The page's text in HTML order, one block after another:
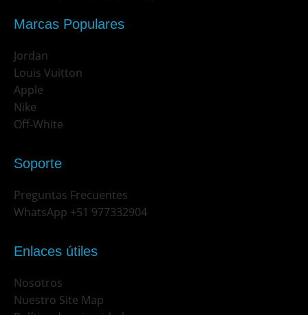
Marcas Populares
Jordan
Louis Vuitton
Apple
Nike
Off-White
Soporte
Preguntas Frecuentes
WhatsApp +51 977332904
Enlaces útiles
Nosotros
Nuestro Site Map